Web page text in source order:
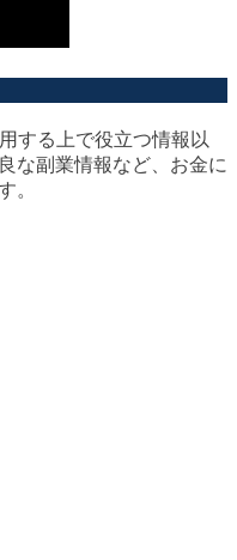
する上で役立つ情報以
な副業情報など、お金に
。